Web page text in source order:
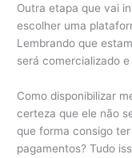
Outra etapa que vai
escolher uma
Lembrando que
será comercializado
Como disponibilizar
certeza que ele não
que forma consigo
pagamentos? Tudo